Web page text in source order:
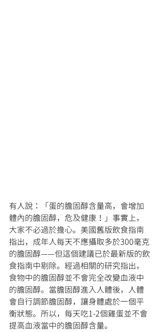
有人說：「蛋的膽固醇含量高，會增加
體內的膽固醇，危及健康！」事實上，
大家不必過於擔心。美國舊版飲食指南
指出，成年人每天不應攝取多於300毫克
的膽固醇——但這個建議已於最新版的飲
食指南中剔除。經過相關的研究指出，
食物中的膽固醇並不會完全改變血液中
的膽固醇。當膽固醇進入人體後，人體
會自行調節膽固醇，讓身體處於一個平
衡狀態。所以，每天吃1-2個雞蛋並不會
提高血液當中的膽固醇含量。